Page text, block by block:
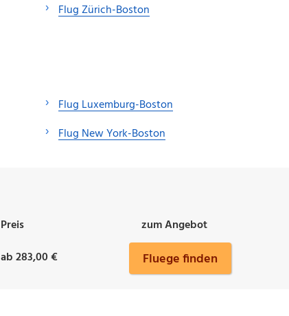
Flug Zürich-Boston
Flug Luxemburg-Boston
Flug New York-Boston
Preis
zum Angebot
ab 283,00 € Fluege finden